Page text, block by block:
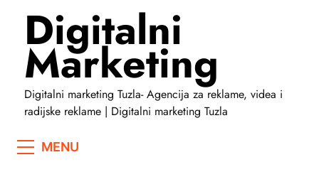
Digitalni
Marketing
Digitalni marketing Tuzla- Agencija za reklame, videa i
radijske reklame | Digitalni marketing Tuzla
MENU